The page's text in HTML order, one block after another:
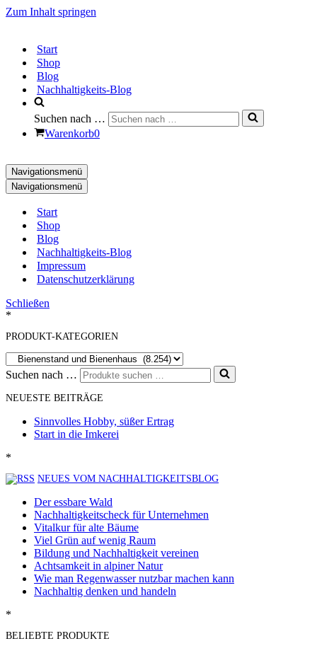
Zum Inhalt springen
Start
Shop
Blog
Nachhaltigkeits-Blog
Suchen nach …
Warenkorb0
Navigationsmenü
Navigationsmenü
Start
Shop
Blog
Nachhaltigkeits-Blog
Impressum
Datenschutzerklärung
Schließen
*
PRODUKT-KATEGORIEN
Suchen nach …
NEUESTE BEITRÄGE
Sinnvolles Hobby, süßer Ertrag
Start in die Imkerei
*
NEUES VOM NACHHALTIGKEITSBLOG
Der essbare Wald
Nachhaltigkeitscheck für Unternehmen
Vitalkur für alte Bäume
Viel Grün auf wenig Raum
Bildung und Nachhaltigkeit vereinen
Achtsamkeit in alpiner Natur
Wie man Regenwasser nutzbar machen kann
Nachhaltig denken und handeln
*
BELIEBTE PRODUKTE